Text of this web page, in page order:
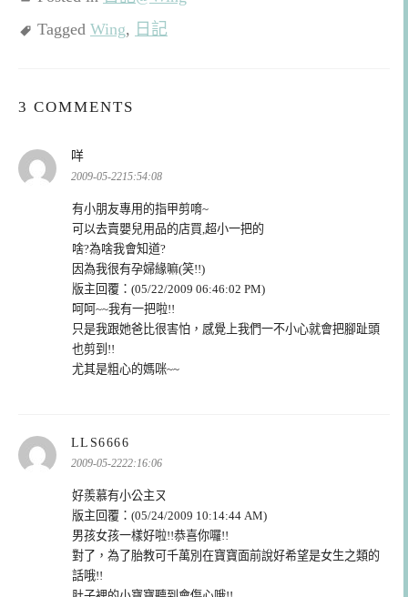
Tagged Wing, 日記
3 COMMENTS
咩
示:
2009-05-2215:54:08
有小朋友專用的指甲剪唷~
可以去賣嬰兒用品的店買,超小一把的
啥?為啥我會知道?
因為我很有孕婦緣嘛(笑!!)
版主回覆：(05/22/2009 06:46:02 PM)
呵呵~~我有一把啦!!
只是我跟她爸比很害怕，感覺上我們一不小心就會把腳趾頭
也剪到!!
尤其是粗心的媽咪~~
LLS6666
示:
2009-05-2222:16:06
好羨慕有小公主ㄡ
版主回覆：(05/24/2009 10:14:44 AM)
男孩女孩一樣好啦!!恭喜你囉!!
對了，為了胎教可千萬別在寶寶面前說好希望是女生之類的
話哦!!